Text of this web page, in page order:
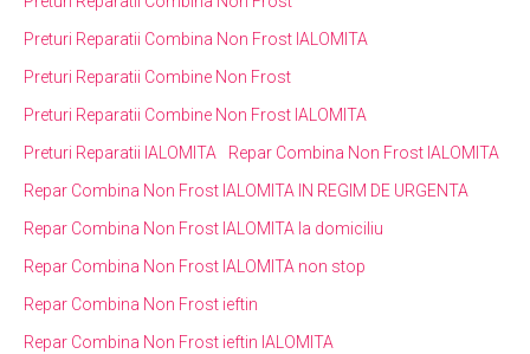
Preturi Reparatii Combina Non Frost IALOMITA
Preturi Reparatii Combine Non Frost
Preturi Reparatii Combine Non Frost IALOMITA
Preturi Reparatii IALOMITA
Repar Combina Non Frost IALOMITA
Repar Combina Non Frost IALOMITA IN REGIM DE URGENTA
Repar Combina Non Frost IALOMITA la domiciliu
Repar Combina Non Frost IALOMITA non stop
Repar Combina Non Frost ieftin
Repar Combina Non Frost ieftin IALOMITA